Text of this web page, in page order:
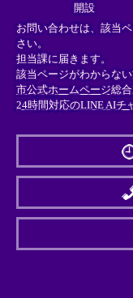
開設
お問い合わせは、該当
さい。
担当課に届きます。
該当ページがわからな
市公式ホームページ総
24時間対応のLINE AIチ
外
リ
ン
＞